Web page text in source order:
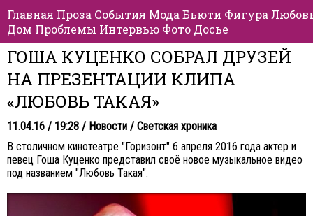
Главная Проза События Мода Бьюти Фигура
Дом Проблемы Интервью Фото Досье
ГОША КУЦЕНКО СОБРАЛ ДРУЗЕЙ
НА ПРЕЗЕНТАЦИИ КЛИПА
«ЛЮБОВЬ ТАКАЯ»
11.04.16 / 19:28 / Новости / Светская хроника
В столичном кинотеатре "Горизонт" 6 апреля 2016 года актер и
певец Гоша Куценко представил своё новое музыкальное видео
под названием "Любовь Такая".